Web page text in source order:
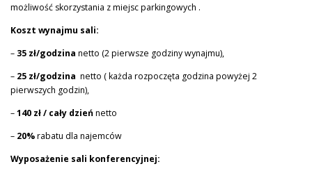
możliwość skorzystania z miejsc parkingowych .
Koszt wynajmu sali:
– 35 zł/godzina netto (2 pierwsze godziny wynajmu),
– 25 zł/godzina netto ( każda rozpoczęta godzina powyżej 2
pierwszych godzin),
–140 zł / cały dzieńnetto
– 20%rabatu dla najemców
Wyposażenie sali konferencyjnej: